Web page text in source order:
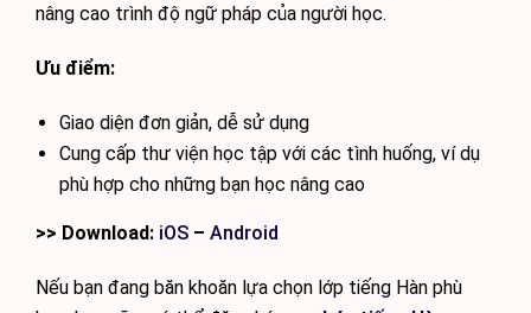
nâng cao trình độ ngữ pháp của người học.
Ưu điểm:
Giao diện đơn giản, dễ sử dụng
Cung cấp thư viện học tập với các tình huống, ví dụ
phù hợp cho những bạn học nâng cao
>> Download: iOS – Android
Nếu bạn đang băn khoăn lựa chọn lớp tiếng Hàn phù